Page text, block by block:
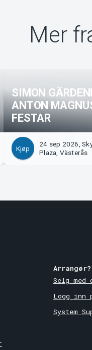
Mer
SIMON
ANTON
FESTAR
Kjøp
24 sep 2026,
Plaza, Västerås
Arrangør?
Selg med
Logg inn
System